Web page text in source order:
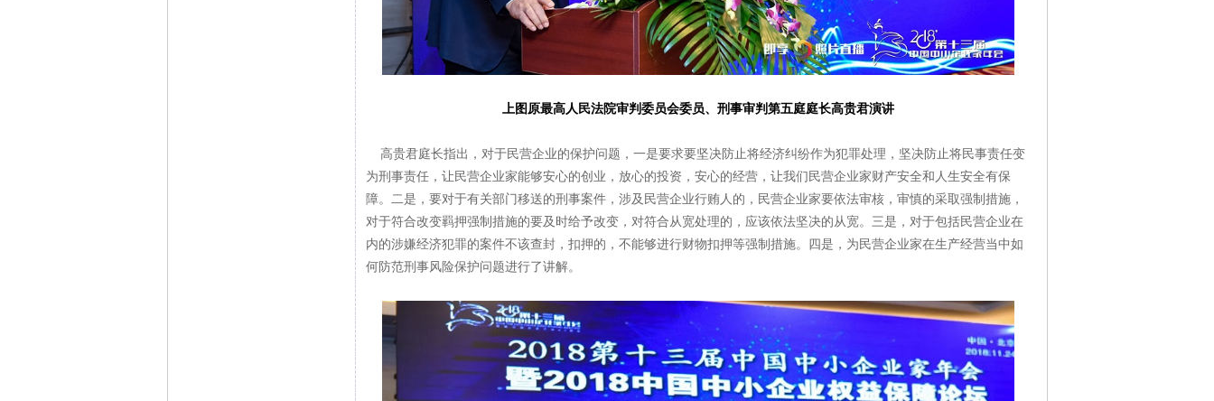
上图原最高人民法院审判委员会委员、刑事审判第五庭庭长高贵君演讲
高贵君庭长指出，对于民营企业的保护问题，一是要求要坚决防止将经济纠纷作为犯罪处理，坚决防止将民事责任变
为刑事责任，让民营企业家能够安心的创业，放心的投资，安心的经营，让我们民营企业家财产安全和人生安全有保
障。二是，要对于有关部门移送的刑事案件，涉及民营企业行贿人的，民营企业家要依法审核，审慎的采取强制措施，
对于符合改变羁押强制措施的要及时给予改变，对符合从宽处理的，应该依法坚决的从宽。三是，对于包括民营企业在
内的涉嫌经济犯罪的案件不该查封，扣押的，不能够进行财物扣押等强制措施。四是，为民营企业家在生产经营当中如
何防范刑事风险保护问题进行了讲解。